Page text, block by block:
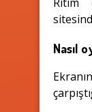
Nasıl